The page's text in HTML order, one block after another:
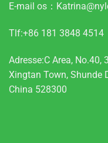
E-mail os：
Tlf:+86 181 3848 4514
Adresse:C Area,
Xingtan Town, Shunde
China 528300